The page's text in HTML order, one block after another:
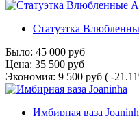
Статуэтка
Было: 45 000 руб
Цена: 35 500 руб
Экономия: 9 500 руб ( -
Имбирная ваза